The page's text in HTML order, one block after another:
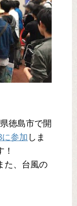
徳島市で開
に参加 しま
た、台風の